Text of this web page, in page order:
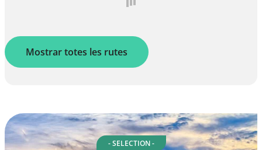
Mostrar totes les rutes
- SELECTION -